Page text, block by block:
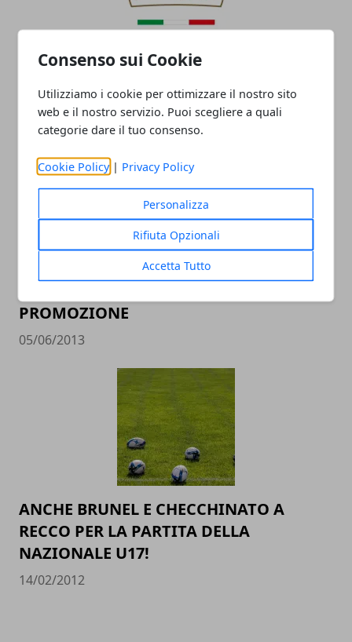
Consenso sui Cookie
Utilizziamo i cookie per ottimizzare il nostro sito
web e il nostro servizio. Puoi scegliere a quali
categorie dare il tuo consenso.
Cookie Policy | Privacy Policy
Personalizza
Rifiuta Opzionali
Accetta Tutto
PERONI TOP10, VALORUGBY EMILIA v
SITAV LYONS SOSPESA PER NEBBIA
PROMOZIONE
05/06/2013
ANCHE BRUNEL E CHECCHINATO A
RECCO PER LA PARTITA DELLA
NAZIONALE U17!
14/02/2012